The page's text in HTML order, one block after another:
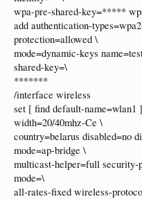
wpa-pre-shared-key=*****
add authentication-
protection=allowed \
mode=dynamic-keys
shared-key=\
*******
/interface wireless
set [ find default-name=wlan1
width=20/40mhz-Ce \
country=belarus disabled=no
mode=ap-bridge \
multicast-helper=full
mode=\
all-rates-fixed wireless-